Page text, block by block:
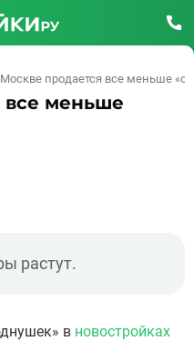
продается все меньше
все меньше
растут.
в новостройках